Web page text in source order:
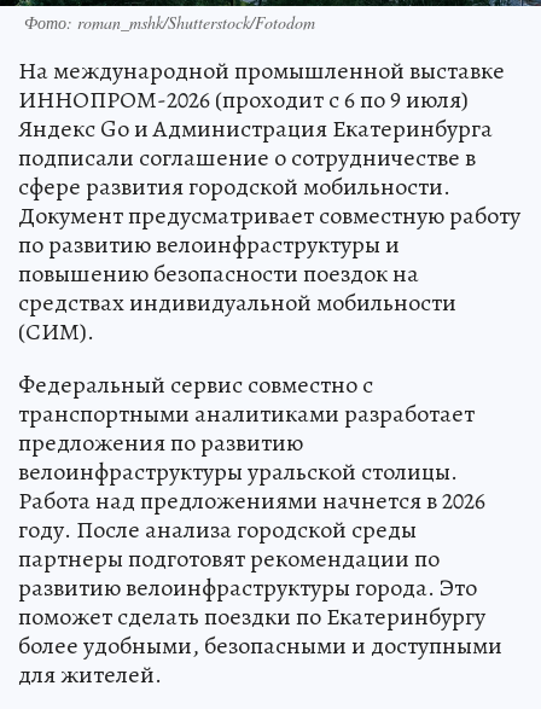
Фото: roman_mshk/Shutterstock/Fotodom
На международной промышленной выставке
ИННОПРОМ-2026 (проходит с 6 по 9 июля)
Яндекс Go и Администрация Екатеринбурга
подписали соглашение о сотрудничестве в
сфере развития городской мобильности.
Документ предусматривает совместную работу
по развитию велоинфраструктуры и
повышению безопасности поездок на
средствах индивидуальной мобильности
(СИМ).
Федеральный сервис совместно с
транспортными аналитиками разработает
предложения по развитию
велоинфраструктуры уральской столицы.
Работа над предложениями начнется в 2026
году. После анализа городской среды
партнеры подготовят рекомендации по
развитию велоинфраструктуры города. Это
поможет сделать поездки по Екатеринбургу
более удобными, безопасными и доступными
для жителей.